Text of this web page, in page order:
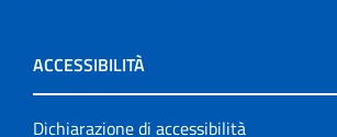
ACCESSIBILITÀ
Dichiarazione di accessibilità